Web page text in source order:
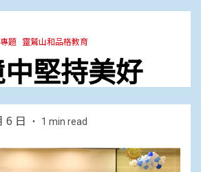
專題 靈鷲山和品格教育
堅持美好
6 日 1 min read